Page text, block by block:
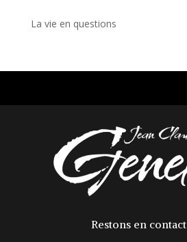
La vie en questions
Restons en contact